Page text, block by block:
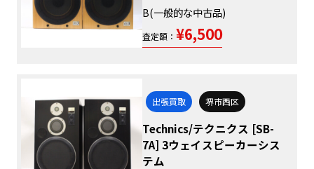
B(一般的な中古品)
査定額： ¥6,500
出張買取 堺市西区
Technics/テクニクス [SB-
7A] 3ウェイスピーカーシス
テム